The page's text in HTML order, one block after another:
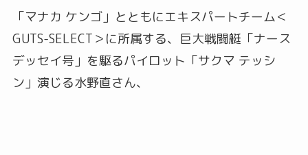
「マナカ ケンゴ」とともにエキスパートチーム＜
GUTS-SELECT＞に所属する、巨大戦闘艇「ナース
デッセイ号」を駆るパイロット「サクマ テッシ
ン」演じる水野直さん、